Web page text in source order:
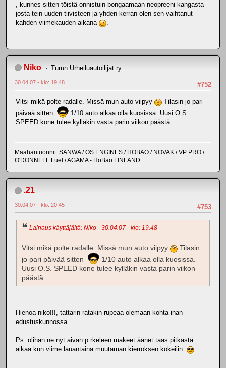
, kunnes sitten töistä onnistuin bongaamaan neopreeni kangasta
josta tein uuden tiivisteen ja yhden kerran olen sen vaihtanut
kahden viimekauden aikana
.
Niko Turun Urheiluautoilijat ry
#752
30.04.07 - klo: 19.48
Vitsi mikä polte radalle. Missä mun auto viipyy
Tilasin jo pari
päivää sitten
1/10 auto alkaa olla kuosissa. Uusi O.S.
SPEED kone tulee kylläkin vasta parin viikon päästä.
Maahantuonnit: SANWA / OS ENGINES / HOBAO / NOVAK / VP PRO /
O'DONNELL Fuel / AGAMA - HoBao FINLAND
.21
#753
30.04.07 - klo: 20.45
Lainaus käyttäjältä: Niko - 30.04.07 - klo: 19.48
Vitsi mikä polte radalle. Missä mun auto viipyy
Tilasin
jo pari päivää sitten
1/10 auto alkaa olla kuosissa.
Uusi O.S. SPEED kone tulee kylläkin vasta parin viikon
päästä.
Hienoa niko!!!, tattarin ratakin rupeaa olemaan kohta ihan
edustuskunnossa.
Ps: olihan ne nyt aivan p.rkeleen makeet äänet taas pitkästä
aikaa kun viime lauantaina muutaman kierroksen kokeilin.